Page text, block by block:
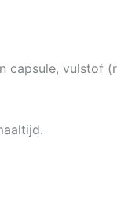
capsule,